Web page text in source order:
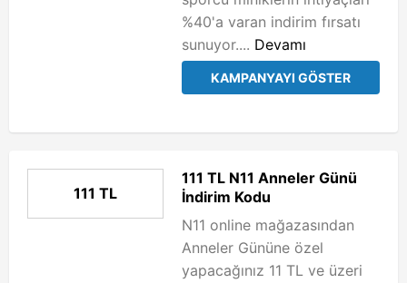
%40'a varan indirim fırsatı
sunuyor.... Devamı
KAMPANYAYI GÖSTER
111 TL
111 TL N11 Anneler Günü
İndirim Kodu
N11 online mağazasından
Anneler Gününe özel
yapacağınız 11 TL ve üzeri